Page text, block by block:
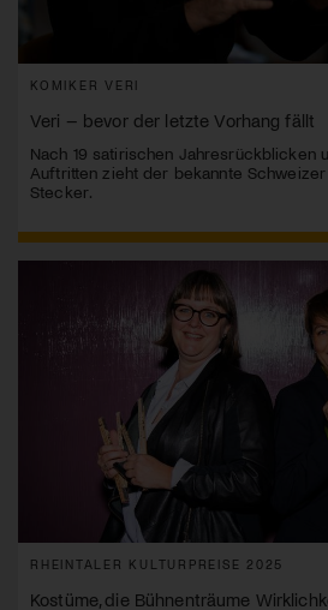
KOMIKER VERI
Veri – bevor der letzte Vorhang fällt
Nach 19 satirischen Jahresrückblicken
Auftritten zieht der bekannte
Stecker.
RHEINTALER KULTURPREISE 2025
Kostüme, die Bühnenträume